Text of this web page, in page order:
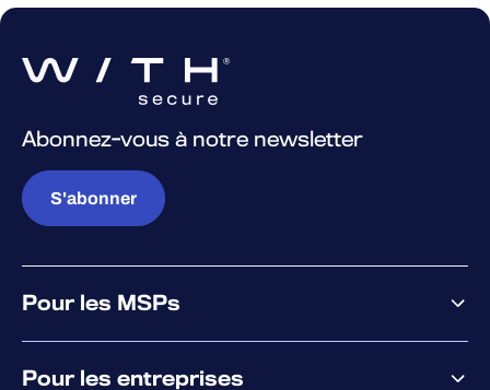
Abonnez-vous à notre newsletter
S'abonner
Pour les MSPs
Pour les entreprises